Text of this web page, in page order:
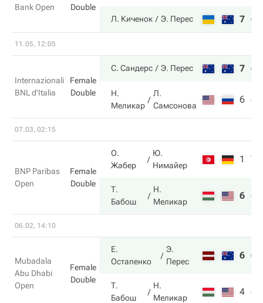
Bank Open
Double
Л. Киченок Э. Перес 7 6
11.05, 12:05
Internazionali
BNL d'Italia
Female
Double
С. Сандерс Э. Перес 7 6
Н.
Меликар
Л.
Самсонова
6 4
07.03, 02:15
BNP Paribas
Open
Female
Double
О.
Жабер
Ю.
Нимайер
1 7
Т.
Бабош
Н.
Меликар
6 6
06.02, 14:10
Mubadala
Abu Dhabi
Open
Female
Double
Е.
Остапенко
Э.
Перес
6 6
Т.
Бабош
Н.
Меликар
4 4